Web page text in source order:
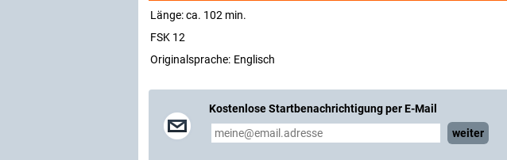
Länge: ca. 102 min.
FSK 12
Originalsprache: Englisch
Kostenlose Startbenachrichtigung per E-Mail
weiter